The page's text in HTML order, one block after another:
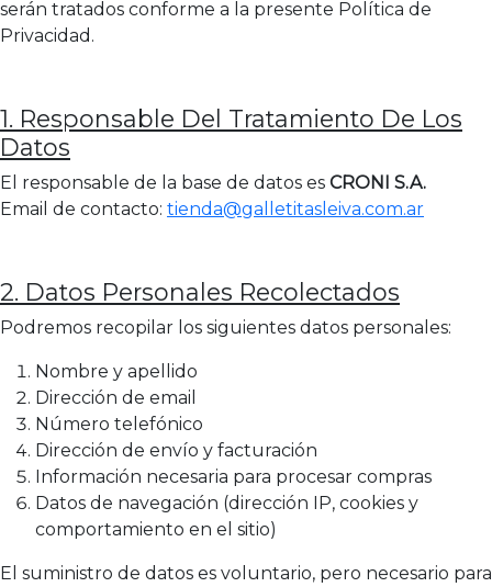
serán tratados conforme a la presente Política de
Privacidad.
1. Responsable Del Tratamiento De Los
Datos
El responsable de la base de datos es CRONI S.A.
Email de contacto: tienda@galletitasleiva.com.ar
2. Datos Personales Recolectados
Podremos recopilar los siguientes datos personales:
Nombre y apellido
Dirección de email
Número telefónico
Dirección de envío y facturación
Información necesaria para procesar compras
Datos de navegación (dirección IP, cookies y
comportamiento en el sitio)
El suministro de datos es voluntario, pero necesario para